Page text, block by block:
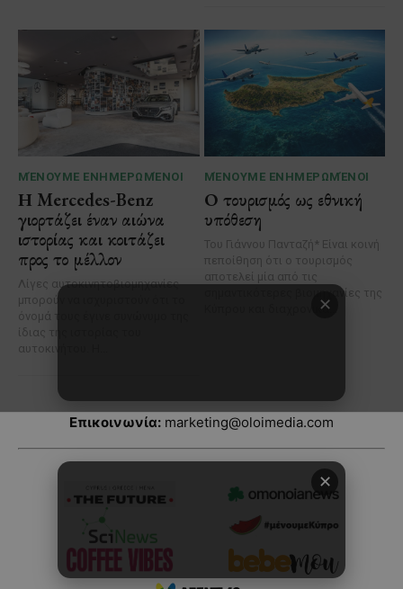
Επικοινωνία: marketing@oloimedia.com
✕